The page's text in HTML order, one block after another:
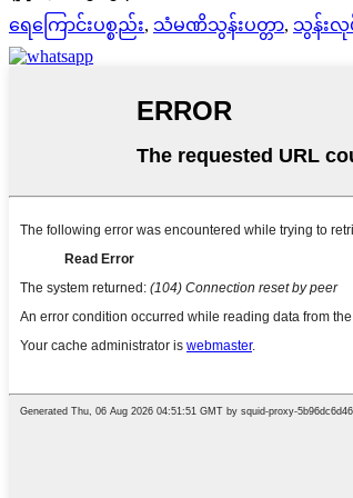
ရေကြောင်းပစ္စည်း, သံမဏိသွန်းပတ္တာ, သွန်းလု